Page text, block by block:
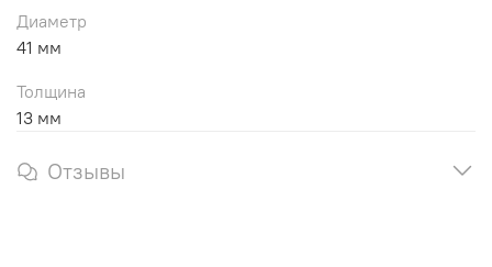
Диаметр
41 мм
Толщина
13 мм
Отзывы